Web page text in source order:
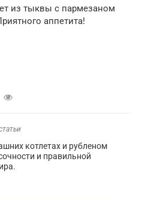
из тыквы с пармезаном
аппетита!
котлетах и рубленом
и правильной